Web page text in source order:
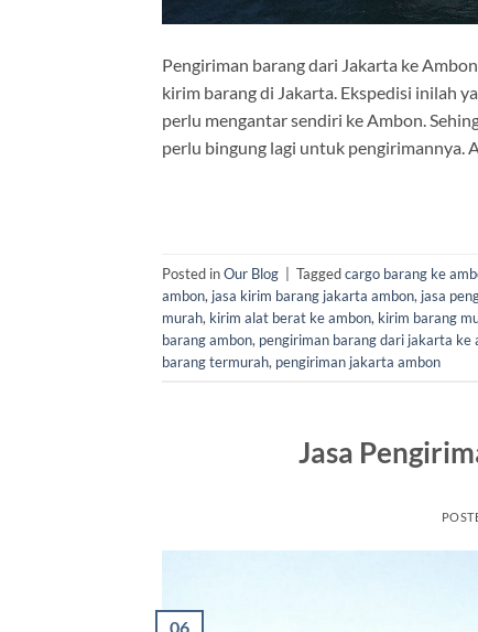
Pengiriman barang dari Jakarta ke
kirim barang di Jakarta. Ekspedisi inilah
perlu mengantar sendiri ke Ambon.
perlu bingung lagi untuk pengirimannya.
Posted inOur Blog | Taggedcargo barang ke
ambon, jasa kirim barang jakarta ambon, jasa
murah, kirim alat berat ke ambon, kirim barang
barang ambon, pengiriman barang dari jakarta ke
barang termurah, pengiriman jakarta ambon
Jasa
06